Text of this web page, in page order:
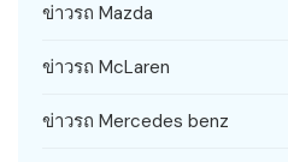
ข่าวรถ Mazda
ข่าวรถ McLaren
ข่าวรถ Mercedes benz